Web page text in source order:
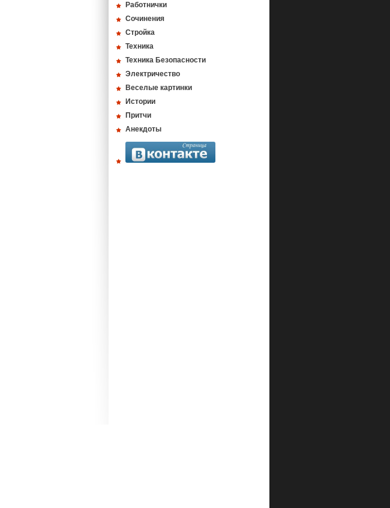
Работнички
Сочинения
Стройка
Техника
Техника Безопасности
Электричество
Веселые картинки
Истории
Притчи
Анекдоты